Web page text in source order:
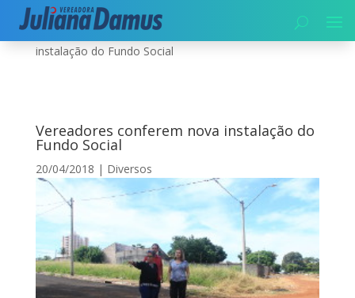
Início|Diversos|Vereadores conferem nova
instalação do Fundo Social
Vereadores conferem nova instalação do
Fundo Social
20/04/2018 | Diversos